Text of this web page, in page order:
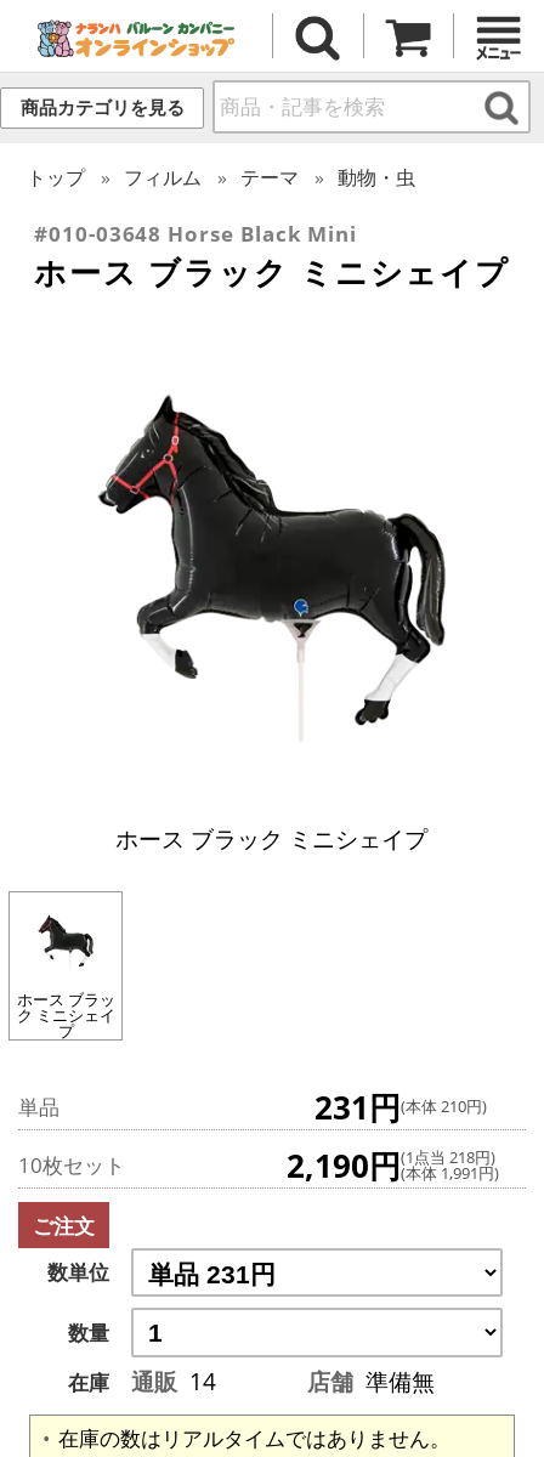
商品カテゴリを見る
トップ フィルム テーマ 動物・虫
#010-03648 Horse Black Mini
ホース ブラック ミニシェイプ
ホース ブラック ミニシェイプ
ホース ブラッ
ク ミニシェイ
プ
単品 231円(本体 210円)
10枚セット 2,190円(1点当 218円)
(本体 1,991円)
ご注文
数単位
数量
在庫
通販 14 店舗 準備無
在庫の数はリアルタイムではありません。